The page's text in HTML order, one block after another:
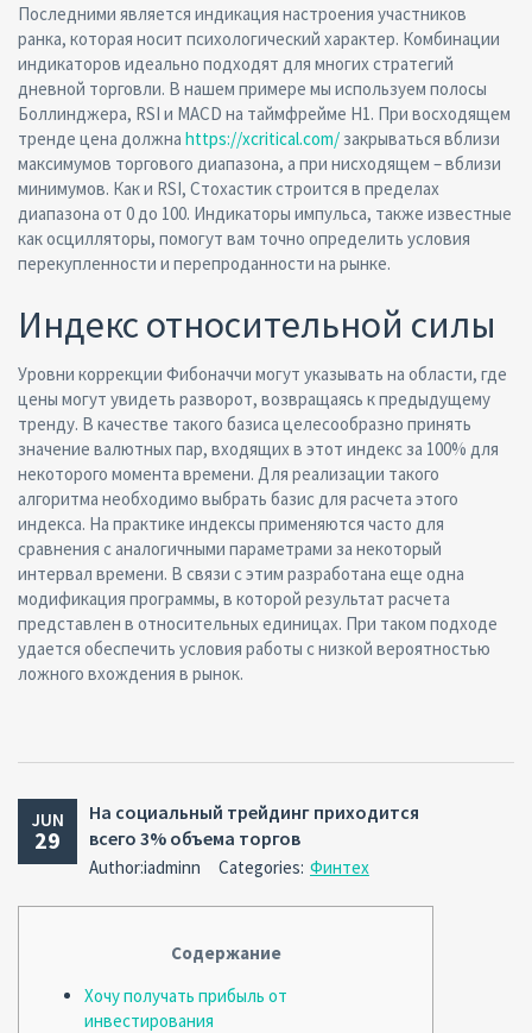
Последними является индикация настроения участников
ранка, которая носит психологический характер. Комбинации
индикаторов идеально подходят для многих стратегий
дневной торговли. В нашем примере мы используем полосы
Боллинджера, RSI и MACD на таймфрейме H1. При восходящем
тренде цена должна https://xcritical.com/ закрываться вблизи
максимумов торгового диапазона, а при нисходящем – вблизи
минимумов. Как и RSI, Стохастик строится в пределах
диапазона от 0 до 100. Индикаторы импульса, также известные
как осцилляторы, помогут вам точно определить условия
перекупленности и перепроданности на рынке.
Индекс относительной силы
Уровни коррекции Фибоначчи могут указывать на области, где
цены могут увидеть разворот, возвращаясь к предыдущему
тренду. В качестве такого базиса целесообразно принять
значение валютных пар, входящих в этот индекс за 100% для
некоторого момента времени. Для реализации такого
алгоритма необходимо выбрать базис для расчета этого
индекса. На практике индексы применяются часто для
сравнения с аналогичными параметрами за некоторый
интервал времени. В связи с этим разработана еще одна
модификация программы, в которой результат расчета
представлен в относительных единицах. При таком подходе
удается обеспечить условия работы с низкой вероятностью
ложного вхождения в рынок.
JUN
29
На социальный трейдинг приходится
всего 3% объема торгов
Author:iadminn Categories: Финтех
Содержание
Хочу получать прибыль от
инвестирования